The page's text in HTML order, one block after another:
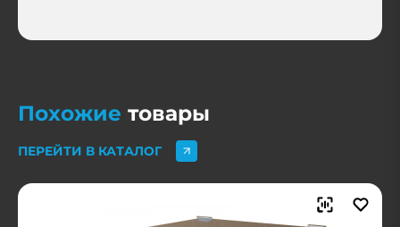
Похожие товары
ПЕРЕЙТИ В КАТАЛОГ